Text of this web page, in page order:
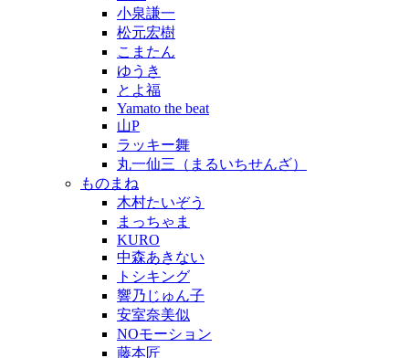
小泉謙一
松元宏樹
こまたん
ゆうき
とよ福
Yamato the beat
山P
ラッキー舞
丸一仙三（まるいちせんざ）
ものまね
木村たいぞう
まっちゃま
KURO
中森あきない
トシキング
響乃じゅん子
安室奈美似
NOモーション
藤本匠